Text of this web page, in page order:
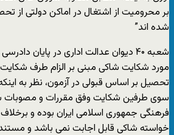
بر محرومیت از اشتغال در اماکن دولتی از
شده اند”
شعبه ۴۰ دیوان عدالت اداری در پایان
مورد شکایت شاکی مبنی بر الزام طرف
تحصیل بر اساس قبولی در آزمون، نظر به
سوی طرفین شکایت وفق مقررات و مصوبات
فرهنگی جمهوری اسلامی ایران بوده و